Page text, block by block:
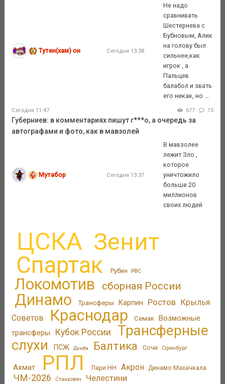
Тутен(хам) он Сегодня 13:38
Не надо
сравнивать
Шестернева с
Бубновым, Алик
на голову был
сильнее,как
игрок , а
Пальцев
балабол и звать
его никак, но ...
Сегодня 11:47 677 15
Губерниев: в комментариях пишут г***о, а очередь за
автографами и фото, как в мавзолей
Мутабор Сегодня 13:37
В мавзолее
лежит Зло ,
которое
уничтожило
больше 20
миллионов
своих людей
ЦСКА Зенит
Спартак Рубин РФС
Локомотив сборная России
Динамо Трансферы Карпин Ростов Крылья
Советов
Краснодар Семак Возможные
трансферы
Кубок России
Трансферные
слухи
ПСЖ Дзюба Балтика Сочи Оренбург
Ахмат РПЛ Пари НН Акрон Динамо Махачкала
ЧМ-2026 Станкович Челестини